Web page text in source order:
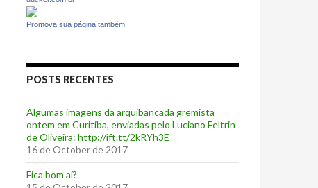
Promova sua página também
POSTS RECENTES
Algumas imagens da arquibancada gremista
ontem em Curitiba, enviadas pelo Luciano Feltrin
de Oliveira: http://ift.tt/2kRYh3E
16 de October de 2017
‪Fica bom aí?‬